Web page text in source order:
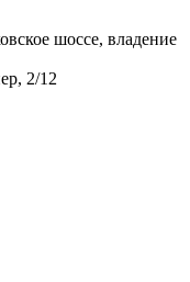
шоссе, владение
2/12